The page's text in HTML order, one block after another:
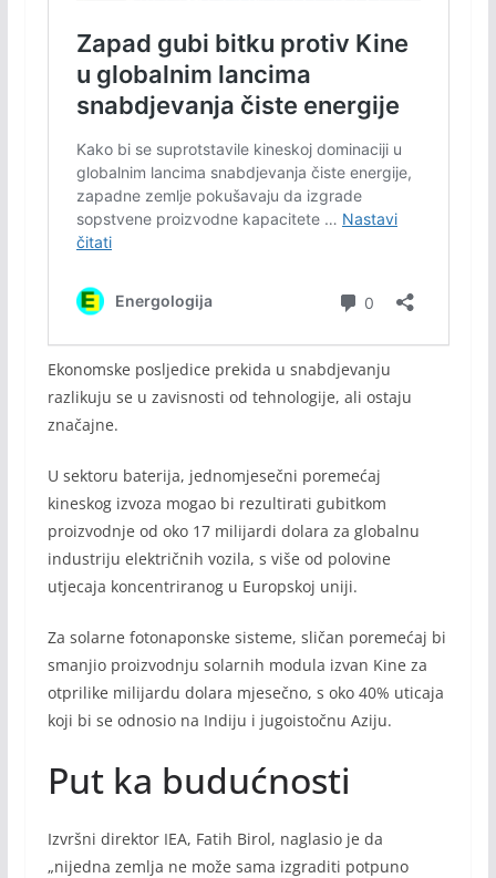
Ekonomske posljedice prekida u snabdjevanju
razlikuju se u zavisnosti od tehnologije, ali ostaju
značajne.
U sektoru baterija, jednomjesečni poremećaj
kineskog izvoza mogao bi rezultirati gubitkom
proizvodnje od oko 17 milijardi dolara za globalnu
industriju električnih vozila, s više od polovine
utjecaja koncentriranog u Europskoj uniji.
Za solarne fotonaponske sisteme, sličan poremećaj bi
smanjio proizvodnju solarnih modula izvan Kine za
otprilike milijardu dolara mjesečno, s oko 40% uticaja
koji bi se odnosio na Indiju i jugoistočnu Aziju.
Put ka budućnosti
Izvršni direktor IEA, Fatih Birol, naglasio je da
„nijedna zemlja ne može sama izgraditi potpuno